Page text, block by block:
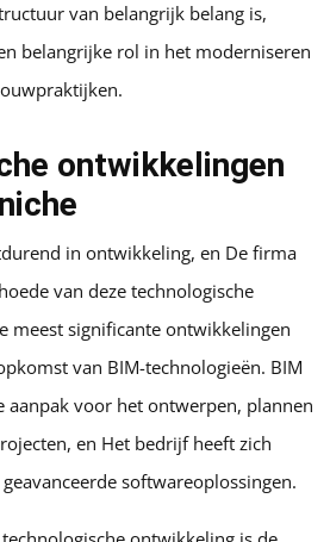
van belangrijk belang is,
belangrijke rol in het moderniseren
ontwikkelingen
in ontwikkeling, en De firma
van deze technologische
meest significante ontwikkelingen
van BIM-technologieën. BIM
aanpak voor het ontwerpen, plannen
en Het bedrijf heeft zich
softwareoplossingen.